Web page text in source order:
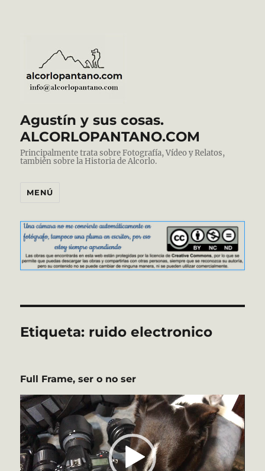
Agustín y sus cosas.
ALCORLOPANTANO.COM
Principalmente trata sobre Fotografía, Vídeo y Relatos,
también sobre la Historia de Alcorlo.
MENÚ
Etiqueta: ruido electronico
Full Frame, ser o no ser
Reproductor
de
vídeo